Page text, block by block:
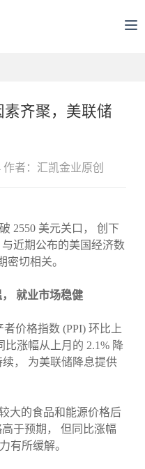
齐聚，美联储
作者：汇凯金业原创
2550 美元关口， 创下
近期公布的美国经济数
密切相关。
就业市场稳健
价格指数 (PPI) 环比上
比涨幅从上月的 2.1% 降
， 为美联储降息提供
大的食品和能源价格后
于预期， 但同比涨幅
有所缓解。